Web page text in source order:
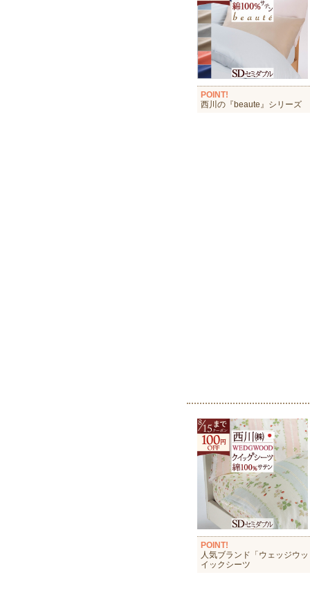
POINT!
西川の『beaute』シリーズ
POINT!
人気ブランド「ウェッジウ
イックシーツ